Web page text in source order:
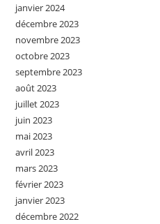
janvier 2024
décembre 2023
novembre 2023
octobre 2023
septembre 2023
août 2023
juillet 2023
juin 2023
mai 2023
avril 2023
mars 2023
février 2023
janvier 2023
décembre 2022